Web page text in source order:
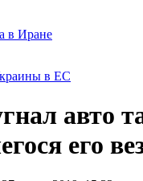
в Иране
в ЕС
авто
его